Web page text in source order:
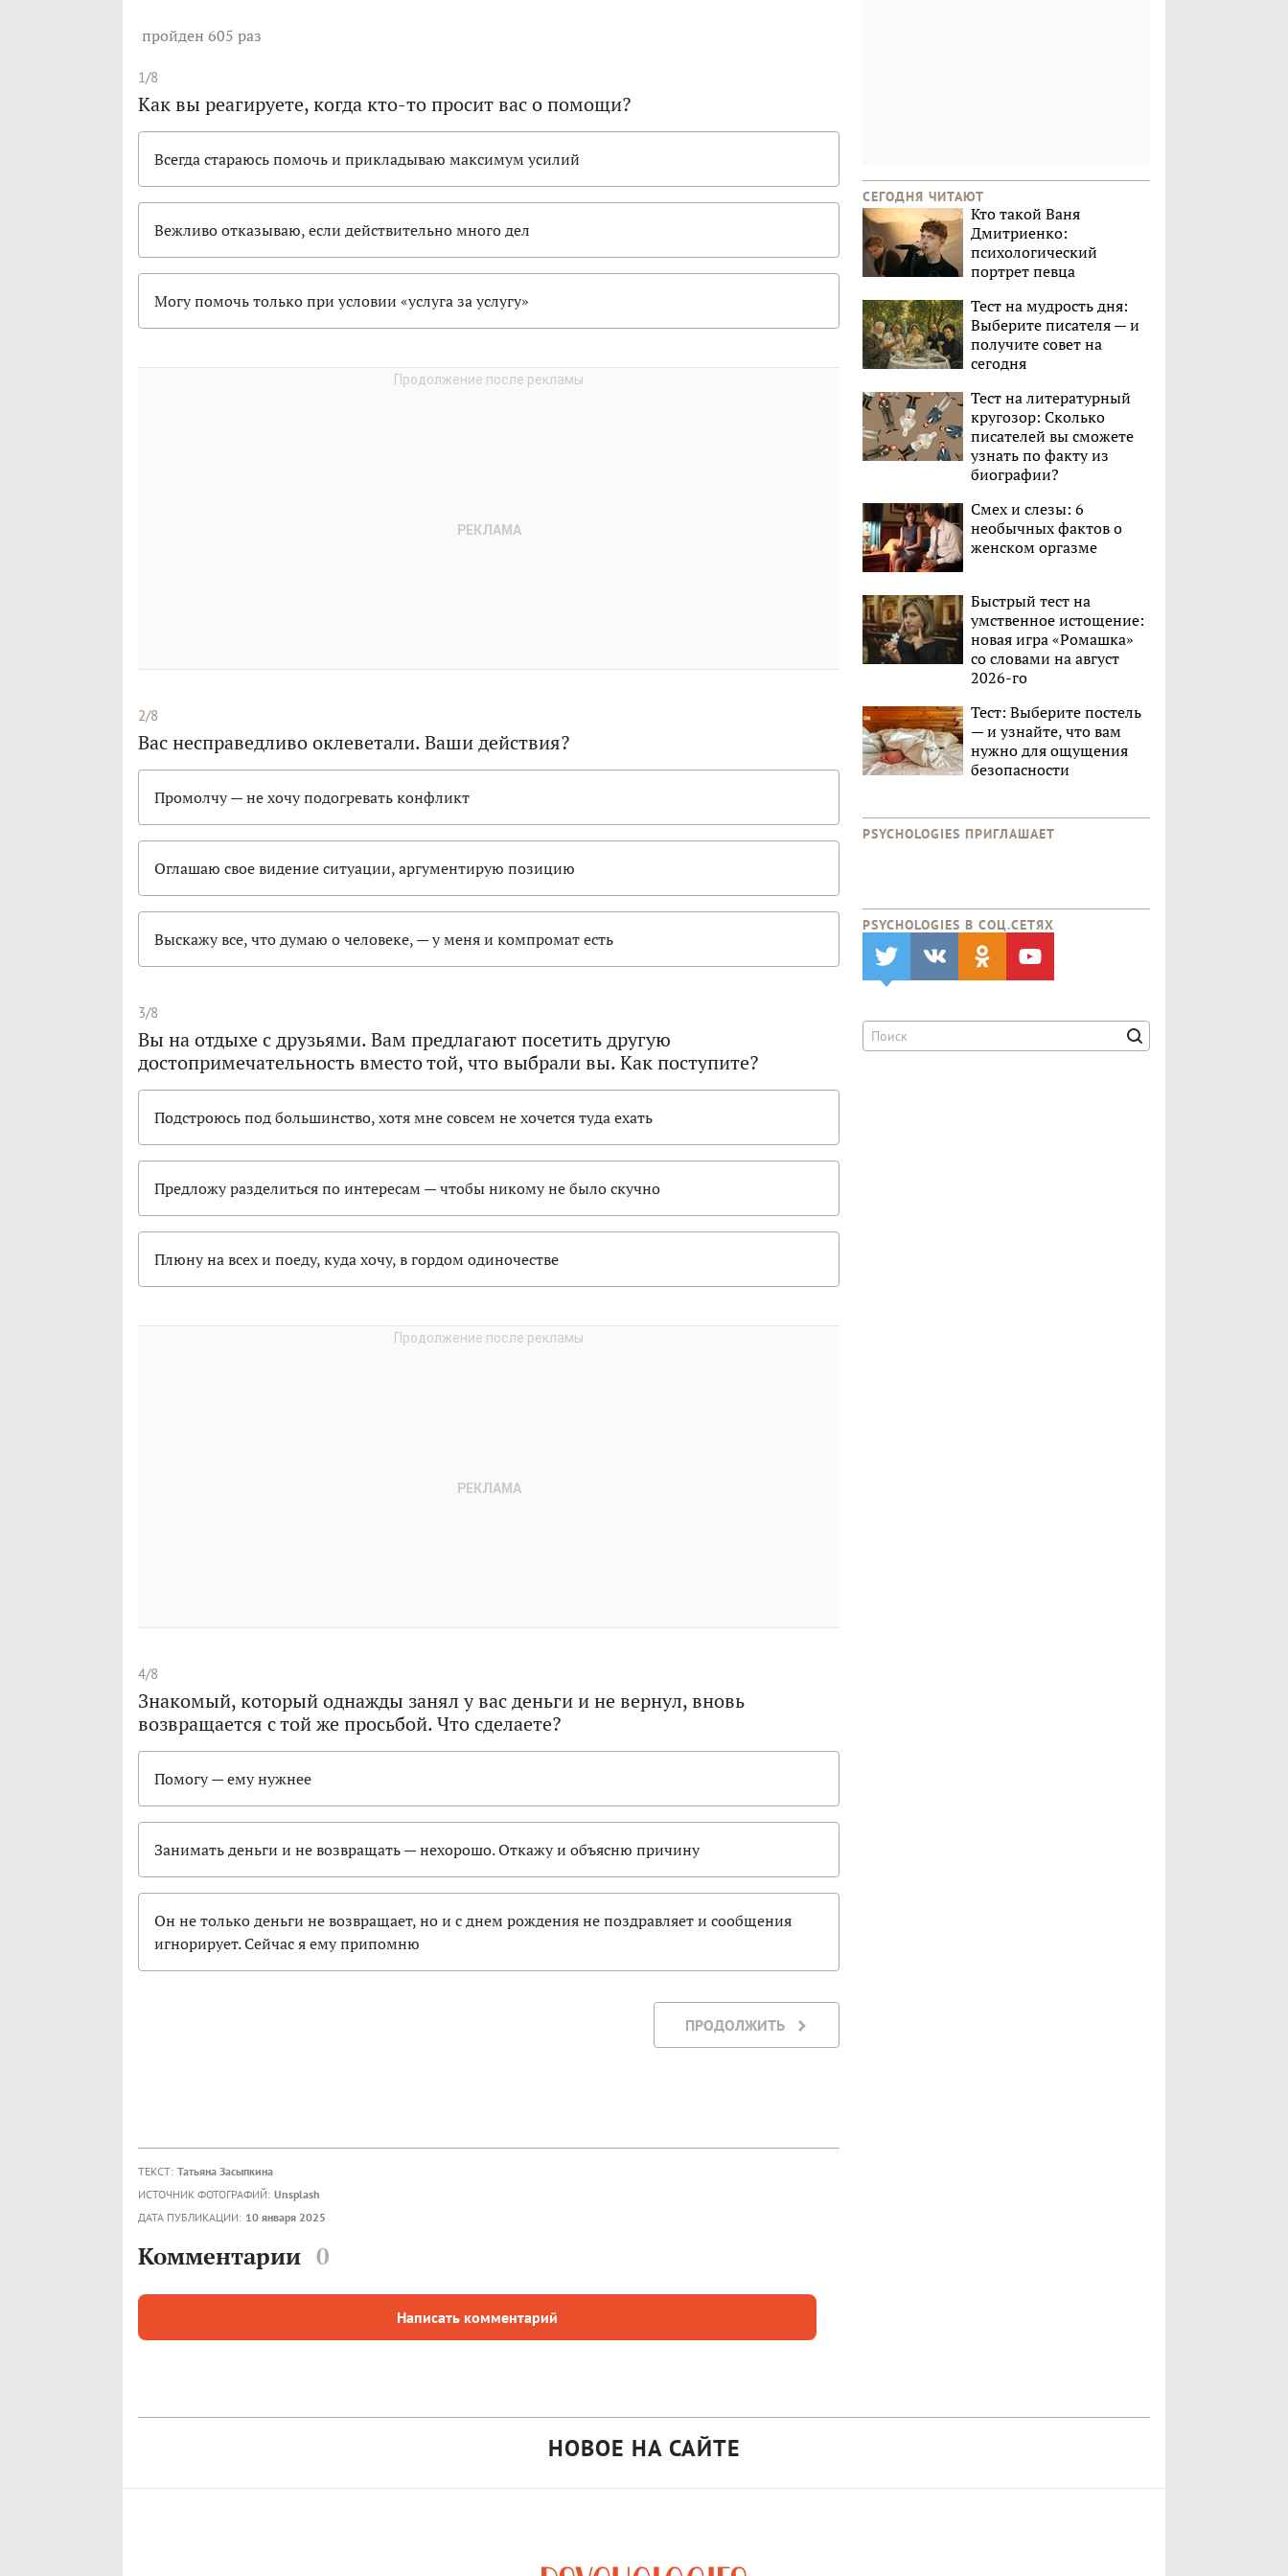
пройден 605 раз
1/8
Как вы реагируете, когда кто-то просит вас о помощи?
Всегда стараюсь помочь и прикладываю максимум усилий
Вежливо отказываю, если действительно много дел
Могу помочь только при условии «услуга за услугу»
2/8
Вас несправедливо оклеветали. Ваши действия?
Промолчу — не хочу подогревать конфликт
Оглашаю свое видение ситуации, аргументирую позицию
Выскажу все, что думаю о человеке, — у меня и компромат есть
3/8
Вы на отдыхе с друзьями. Вам предлагают посетить другую
достопримечательность вместо той, что выбрали вы. Как поступите?
Подстроюсь под большинство, хотя мне совсем не хочется туда ехать
Предложу разделиться по интересам — чтобы никому не было скучно
Плюну на всех и поеду, куда хочу, в гордом одиночестве
4/8
Знакомый, который однажды занял у вас деньги и не вернул, вновь
возвращается с той же просьбой. Что сделаете?
Помогу — ему нужнее
Занимать деньги и не возвращать — нехорошо. Откажу и объясню причину
Он не только деньги не возвращает, но и с днем рождения не поздравляет и сообщения
игнорирует. Сейчас я ему припомню
ПРОДОЛЖИТЬ
ТЕКСТ: Татьяна Засыпкина
ИСТОЧНИК ФОТОГРАФИЙ: Unsplash
ДАТА ПУБЛИКАЦИИ: 10 января 2025
Комментарии 0
Написать комментарий
СЕГОДНЯ ЧИТАЮТ
Кто такой Ваня
Дмитриенко:
психологический
портрет певца
Тест на мудрость дня:
Выберите писателя — и
получите совет на
сегодня
Тест на литературный
кругозор: Сколько
писателей вы сможете
узнать по факту из
биографии?
Смех и слезы: 6
необычных фактов о
женском оргазме
Быстрый тест на
умственное истощение:
новая игра «Ромашка»
со словами на август
2026-го
Тест: Выберите постель
— и узнайте, что вам
нужно для ощущения
безопасности
PSYCHOLOGIES ПРИГЛАШАЕТ
PSYCHOLOGIES В CОЦ.СЕТЯХ
НОВОЕ НА САЙТЕ